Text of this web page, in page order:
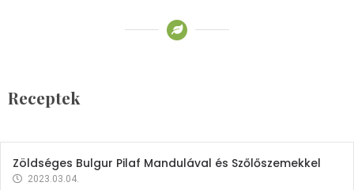
Receptek
2023.03.06.
Zöldséges Bulgur Pilaf Mandulával és Szőlőszemekkel
2023.03.04.